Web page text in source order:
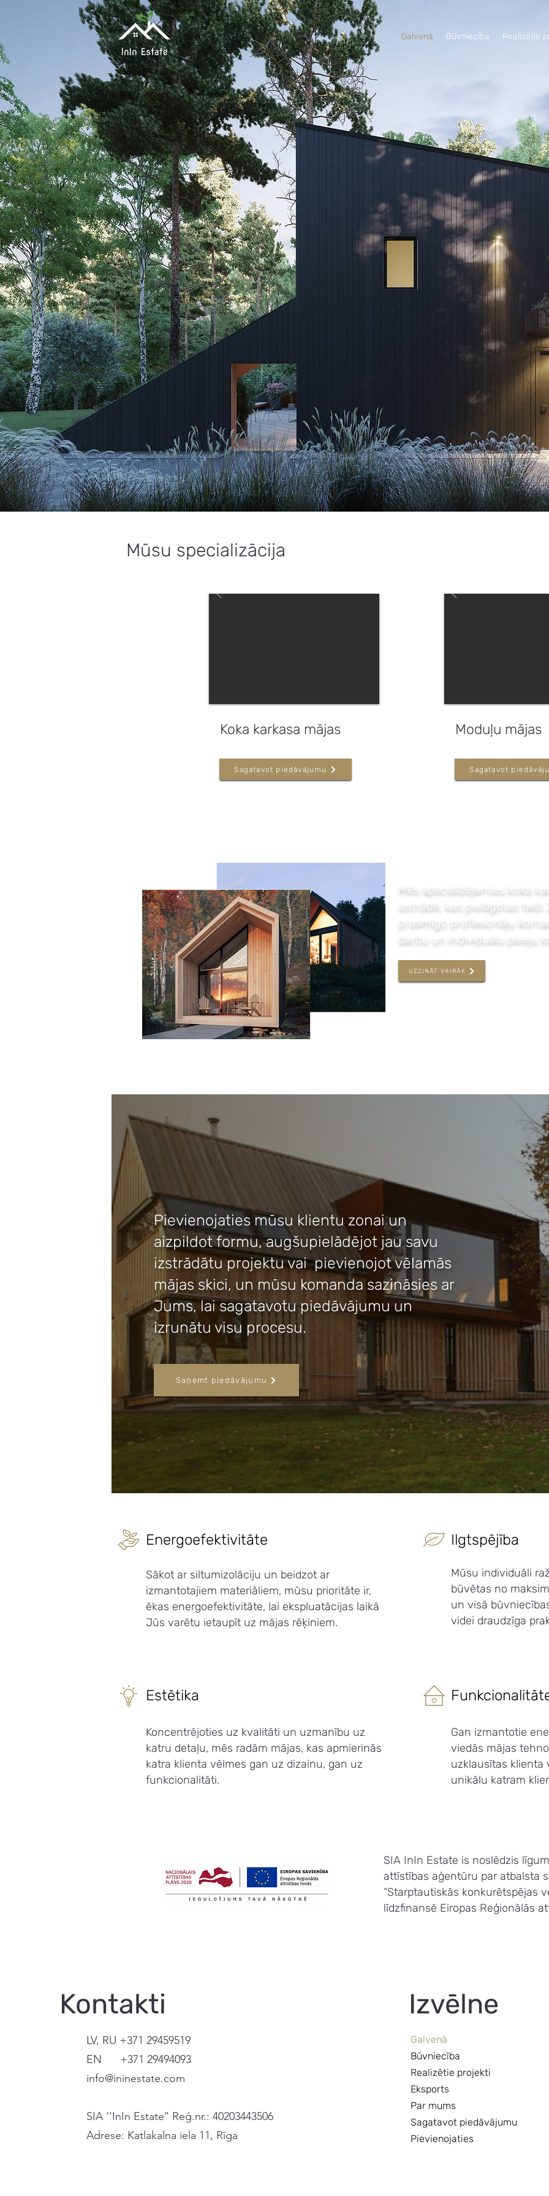
Galvenā Būvniecība Realizētie
InIn Estate- projektēšana, ražošana,
būvniecība.
Mūsu individuāli projektētās un būvētās
koka karkasa mājas, piedāvā dizainu kat
klienta velmei, ideālu energoefektivitāti un
ilgmūžību.
Mūsu specializācija
Koka karkasa mājas
Sagatavot piedāvājumu
Moduļu mājas
Sagatavot
Mēs specializējamies koka
izstrādē, kas pielāgotas
prasmīgo profesionāļu
darbu un individuālu pieeju
UZZINĀT VAIRĀK
Pievienojaties mūsu klientu zonai un
aizpildot formu, augšupielādējot jau savu
izstrādātu projektu vai pievienojot vēlamās
mājas skici, un mūsu komanda sazināsies ar
Jums, lai sagatavotu piedāvājumu un
izrunātu visu procesu.
Saņemt piedāvājumu
Energoefektivitāte
Sākot ar siltumizolāciju un beidzot ar
izmantotajiem materiāliem, mūsu prioritāte ir,
ēkas energoefektivitāte, lai ekspluatācijas laikā
Jūs varētu ietaupīt uz mājas rēķiniem.
Ilgtspējība
Mūsu individuāli
būvētas no
un visā
videi draudzīga
Estētika
Koncentrējoties uz kvalitāti un uzmanību uz
katru detaļu, mēs radām mājas, kas apmierinās
katra klienta vēlmes gan uz dizainu, gan uz
funkcionalitāti.
Gan izmantotie
viedās mājas
uzklausītas klienta
unikālu katram
SIA InIn Estate is noslēdzis
attīstības aģentūru par atbalsta
“Starptautiskās konkurētspējas
līdzfinansē Eiropas Reģionālās
Kontakti Izvēlne
LV, RU +371 29459519
EN +371 29494093
info@ininestate.com
SIA ‘’InIn Estate’’ Reģ.nr.: 40203443506
Adrese: Katlakalna iela 11, Rīga
Galvenā
Būvniecība
Realizētie projekti
Eksports
Par mums
Sagatavot piedāvājumu
Pievienojaties